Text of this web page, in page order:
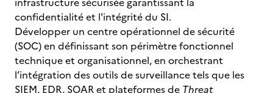
confidentialité et l'intégrité du SI.
Développer un centre opérationnel de sécurité
(SOC) en définissant son périmètre fonctionnel
technique et organisationnel, en orchestrant
l’intégration des outils de surveillance tels que les
SIEM, EDR, SOAR et plateformes de Threat